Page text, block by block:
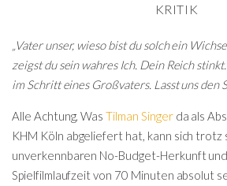
KRITIK
„Vater unser, wieso bist du solch ein
zeigst du sein wahres Ich. Dein Reich
im Schritt eines Großvaters. Lasst uns den
Alle Achtung. WasTilman Singerda als
KHM Köln abgeliefert hat, kann sich trotz
unverkennbaren No-Budget-Herkunft
Spielfilmlaufzeit von 70 Minuten absolut